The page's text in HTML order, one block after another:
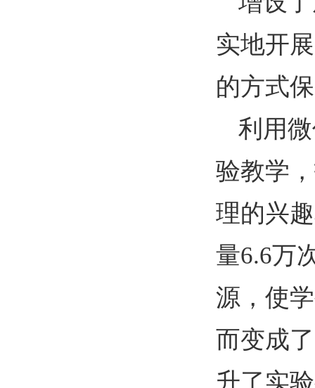
实地开
的方式
利用
验教学
理的兴
量6.6万
源，使
而变成
升了实